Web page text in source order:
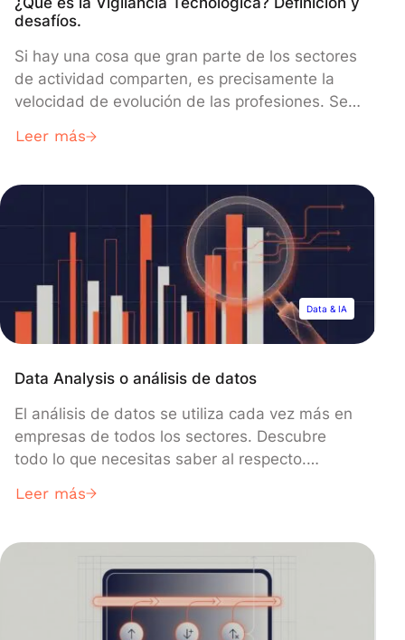
desafíos.
Si hay una cosa que gran parte de los sectores
de actividad comparten, es precisamente la
velocidad de evolución de las profesiones. Se
innovaciones y los avances que puedan
llama “Vigilancia Tecnológica”. En este artículo,
retomamos su definición como […]
Leer más
Data & IA
Data Analysis o análisis de datos
El análisis de datos se utiliza cada vez más en
empresas de todos los sectores. Descubre
todo lo que necesitas saber al respecto.
empresas tienen acceso a grandes volúmenes
información es un activo valioso. El Data
Analysis o análisis de datos es el […]
Leer más